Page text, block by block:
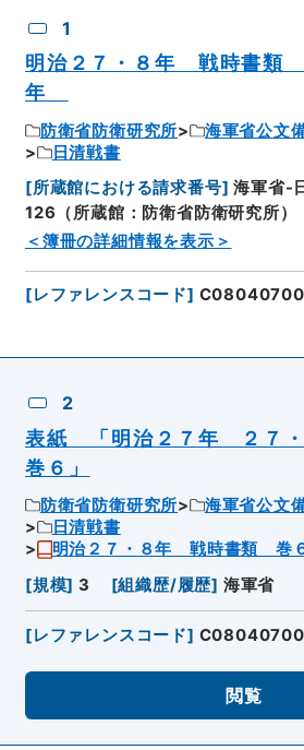
1
明治２７・８年 戦時書類
年
防衛省防衛研究所 海軍省公文
日清戦書
[所蔵館における請求番号] 海軍省-
126（所蔵館：防衛省防衛研究所）
＜簿冊の詳細情報を表示＞
[レファレンスコード]
2
表紙 「明治２７年 ２７
巻６」
防衛省防衛研究所 海軍省公文
日清戦書
明治２７・８年 戦時書類
[規模] 3 [組織歴/履歴] 海軍省
[レファレンスコード]
閲覧